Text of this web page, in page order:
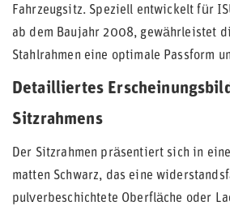
Fahrzeugsitz. Speziell entwickelt für
ab dem Baujahr 2008, gewährleistet
Stahlrahmen eine optimale Passform
Detailliertes
Sitzrahmens
Der Sitzrahmen präsentiert sich in
matten Schwarz, das eine
pulverbeschichtete Oberfläche oder